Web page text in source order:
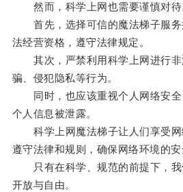
然而，科学上网也需要谨慎对待
首先，选择可信的魔法梯子服务
法经营资格，遵守法律规定。
其次，严禁利用科学上网进行非
骗、侵犯隐私等行为。
同时，也应该重视个人网络安全
个人信息被泄露。
科学上网魔法梯子让人们享受网
遵守法律和规则，确保网络环境的安
只有在科学、规范的前提下，我
开放与自由。